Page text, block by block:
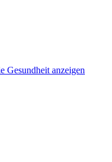
Gesundheit anzeigen